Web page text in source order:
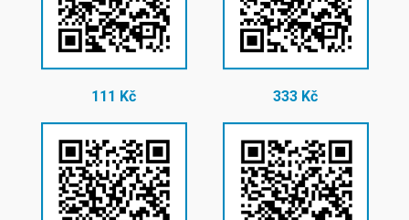
111 Kč 333 Kč